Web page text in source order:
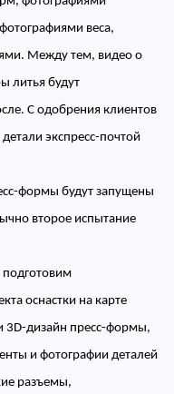
веса,
Между тем, видео о
литья будут
С одобрения клиентов
экспресс-почтой
формы будут запущены
второе испытание
оснастки на карте
3D-дизайн пресс-формы,
и фотографии деталей
разъемы,